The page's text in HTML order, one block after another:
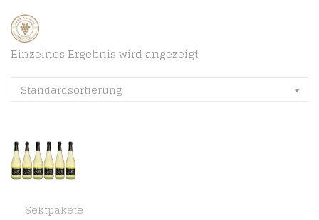
Einzelnes Ergebnis wird angezeigt
Standardsortierung
Sektpakete